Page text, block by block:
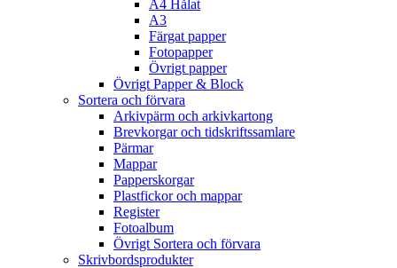
A4 Hålat
A3
Färgat papper
Fotopapper
Övrigt papper
Övrigt Papper & Block
Sortera och förvara
Arkivpärm och arkivkartong
Brevkorgar och tidskriftssamlare
Pärmar
Mappar
Papperskorgar
Plastfickor och mappar
Register
Fotoalbum
Övrigt Sortera och förvara
Skrivbordsprodukter